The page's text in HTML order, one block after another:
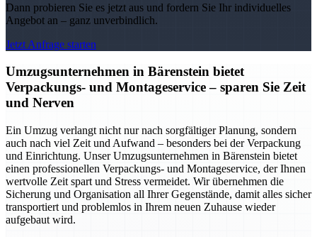
Dann probieren Sie es jetzt aus und fordern Sie Ihr individuelles
Angebot an – ganz unverbindlich.
Jetzt Anfrage starten
Umzugsunternehmen in Bärenstein bietet
Verpackungs- und Montageservice – sparen Sie Zeit
und Nerven
Ein Umzug verlangt nicht nur nach sorgfältiger Planung, sondern
auch nach viel Zeit und Aufwand – besonders bei der Verpackung
und Einrichtung. Unser Umzugsunternehmen in Bärenstein bietet
einen professionellen Verpackungs- und Montageservice, der Ihnen
wertvolle Zeit spart und Stress vermeidet. Wir übernehmen die
Sicherung und Organisation all Ihrer Gegenstände, damit alles sicher
transportiert und problemlos in Ihrem neuen Zuhause wieder
aufgebaut wird.